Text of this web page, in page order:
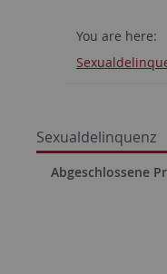
You are here:
Sexualdelinquenz
Abgeschlossene